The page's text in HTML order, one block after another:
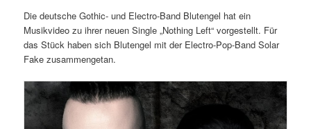
Die deutsche Gothic- und Electro-Band Blutengel hat ein
Musikvideo zu ihrer neuen Single „Nothing Left“ vorgestellt. Für
das Stück haben sich Blutengel mit der Electro-Pop-Band Solar
Fake zusammengetan.